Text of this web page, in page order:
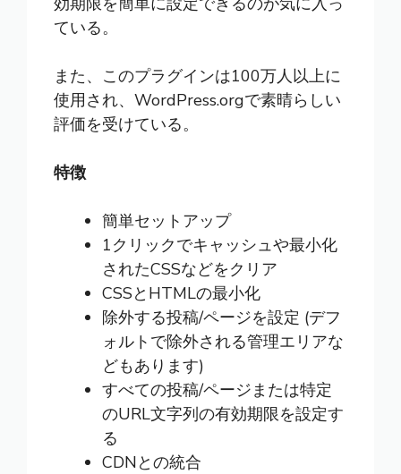
ている。
また、このプラグインは100万人以上に
使用され、WordPress.orgで素晴らしい
評価を受けている。
特徴
簡単セットアップ
1クリックでキャッシュや最小化
されたCSSなどをクリア
CSSとHTMLの最小化
除外する投稿/ページを設定 (デフ
ォルトで除外される管理エリアな
どもあります)
すべての投稿/ページまたは特定
のURL文字列の有効期限を設定す
る
CDNとの統合